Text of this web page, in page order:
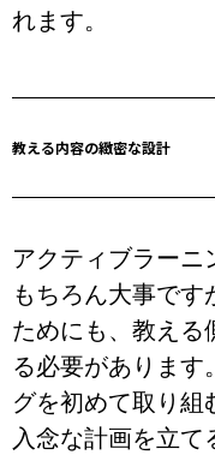
れます。
教える内容の緻密な設計
アクティブラー
もちろん大事です
ためにも、教える
る必要があります
グを初めて取り組
入念な計画を立て